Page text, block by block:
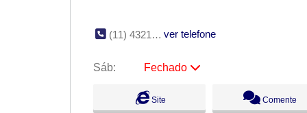
(11) 4321-3246 ver telefone
Sáb:
Fechado
09:00 - 18:00
09:00 - 18:00
Site Comente